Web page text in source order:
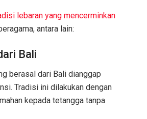
lebaran yang mencerminkan
antara lain:
Bali
berasal dari Bali dianggap
Tradisi ini dilakukan dengan
kepada tetangga tanpa